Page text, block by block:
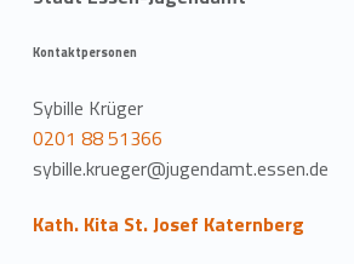
Kontaktpersonen
Sybille Krüger
0201 88 51366
sybille.krueger@jugendamt.essen.de
Kath. Kita St. Josef Katernberg